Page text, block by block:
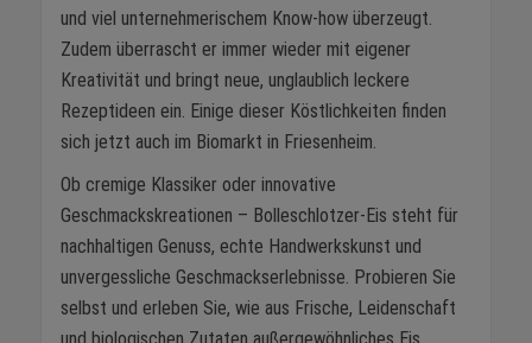
und viel unternehmerischem Know-how überzeugt.
Zudem überrascht er immer wieder mit eigener
Kreativität und bringt neue, unglaublich leckere
Rezeptideen ein. Einige dieser Köstlichkeiten finden
sich jetzt auch im Biomarkt in Friesenheim.
Ob cremige Klassiker oder innovative
Geschmackskreationen – Bolleschlotzer-Eis steht für
nachhaltigen Genuss, echte Handwerkskunst und
unvergessliche Geschmackserlebnisse. Probieren Sie
selbst und erleben Sie, wie aus Frische, Leidenschaft
und biologischen Zutaten außergewöhnliches Eis